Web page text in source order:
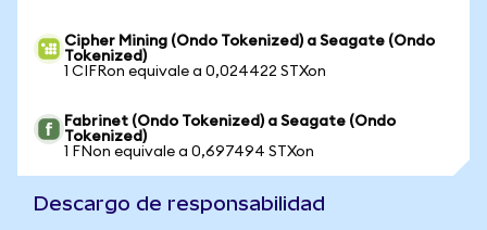
Cipher Mining (Ondo Tokenized) a Seagate (Ondo
Tokenized)
1 CIFRon equivale a 0,024422 STXon
Fabrinet (Ondo Tokenized) a Seagate (Ondo
Tokenized)
1 FNon equivale a 0,697494 STXon
Descargo de responsabilidad